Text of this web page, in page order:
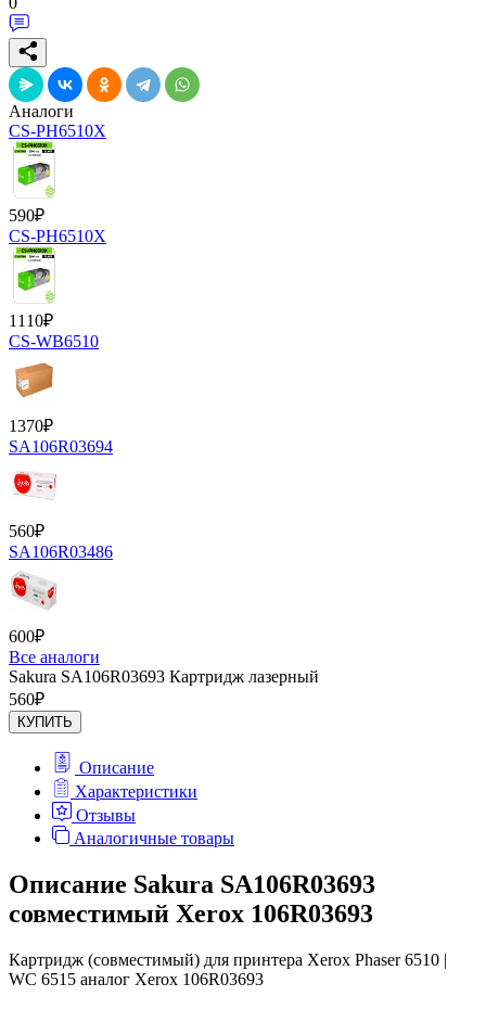
Аналоги
CS-PH6510X
590₽
CS-PH6510X
1110₽
CS-WB6510
1370₽
SA106R03694
560₽
SA106R03486
600₽
Все аналоги
Sakura SA106R03693 Картридж лазерный
560₽
КУПИТЬ
Описание
Характеристики
Отзывы
Аналогичные товары
Описание Sakura SA106R03693
совместимый Xerox 106R03693
Картридж (совместимый) для принтера Xerox Phaser 6510 |
WC 6515 аналог Xerox 106R03693